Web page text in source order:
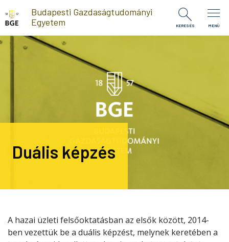
Ugrás a tartalomra
Budapesti Gazdaságtudományi
Egyetem
KERESÉS MENÜ
Duális képzés
A hazai üzleti felsőoktatásban az elsők között, 2014-
ben vezettük be a duális képzést, melynek keretében a